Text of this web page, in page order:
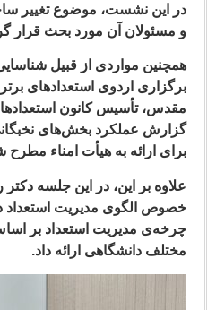
نشست، موضوع تغییر ساختار
آن مورد بحث قرار گرفت.
مواردی از قبیل شناسایی
اردوی استعدادهای برتر
تأسیس کانون استعدادهای برتر
عملکرد بخش‌های نخبگانی
ارائه به هیأت امناء مطرح شد.
بر این، در این جلسه دکتر
الگوی مدیریت استعداد در
مدیریت استعداد بر اساس
دانشگاهی ارائه داد.